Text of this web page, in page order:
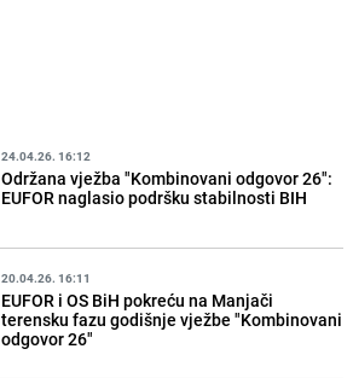
24.04.26. 16:12
Održana vježba "Kombinovani odgovor 26":
EUFOR naglasio podršku stabilnosti BIH
20.04.26. 16:11
EUFOR i OS BiH pokreću na Manjači
terensku fazu godišnje vježbe "Kombinovani
odgovor 26"